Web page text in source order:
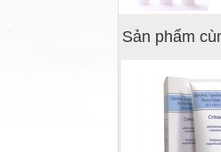
Sản phẩm